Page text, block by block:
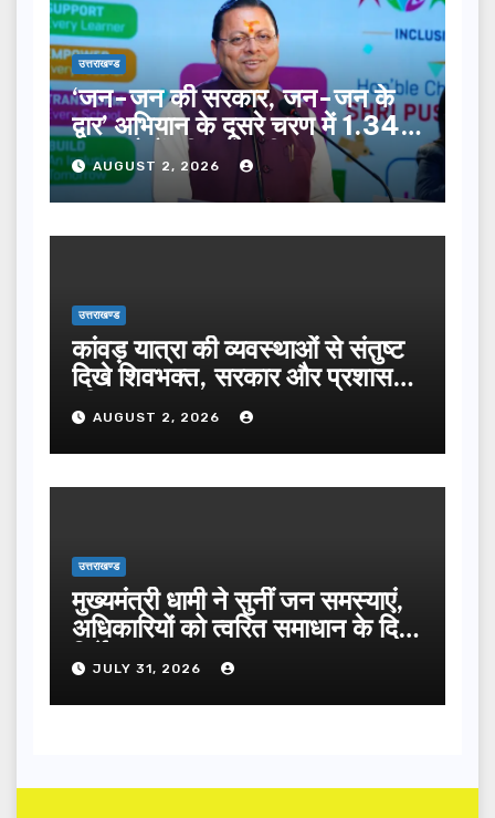
उत्तराखण्ड
‘जन-जन की सरकार, जन-जन के
द्वार’ अभियान के दूसरे चरण में 1.34
लाख लोगों की भागीदारी…
AUGUST 2, 2026
उत्तराखण्ड
कांवड़ यात्रा की व्यवस्थाओं से संतुष्ट
दिखे शिवभक्त, सरकार और प्रशासन
की सराहना…
AUGUST 2, 2026
उत्तराखण्ड
मुख्यमंत्री धामी ने सुनीं जन समस्याएं,
अधिकारियों को त्वरित समाधान के दिए
निर्देश
JULY 31, 2026